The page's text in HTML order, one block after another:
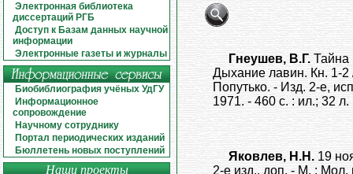
Электронная библиотека
диссертаций РГБ
Доступ к Базам данных научной
информации
Электронные газеты и журналы
Биобиблиография учёных УдГУ
Информационное
сопровождение
Научному сотруднику
Портал периодических изданий
Бюллетень новых поступлений
Наши проекты
Гнеушев, В.Г. Тайна
Дыхание лавин. Кн. 1-
Попутько. - Изд. 2-е,
1971. - 460 с. : ил.; 32 л.
Яковлев, Н.Н. 19
2-е изд., доп. - М. : Мол.